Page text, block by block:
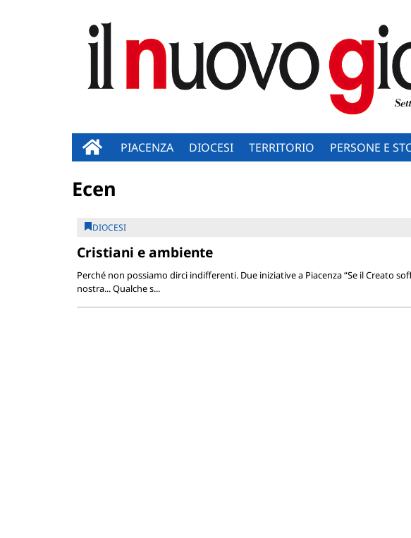
PIACENZA DIOCESI TERRITORIO PERSONE E
Ecen
DIOCESI
Cristiani e ambiente
Perché non possiamo dirci indifferenti. Due iniziative a Piacenza “Se il Creato
nostra... Qualche s...